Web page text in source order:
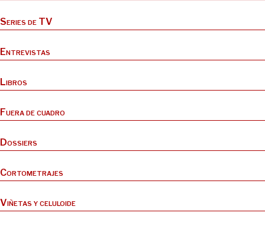
Series de TV
Entrevistas
Libros
Fuera de cuadro
Dossiers
Cortometrajes
Viñetas y celuloide